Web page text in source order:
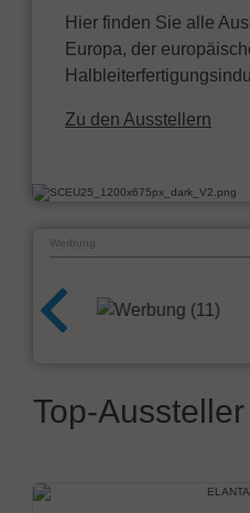
Hier finden Sie alle
Europa, der
Zu den Ausstellern
Werbung
Top-Aussteller